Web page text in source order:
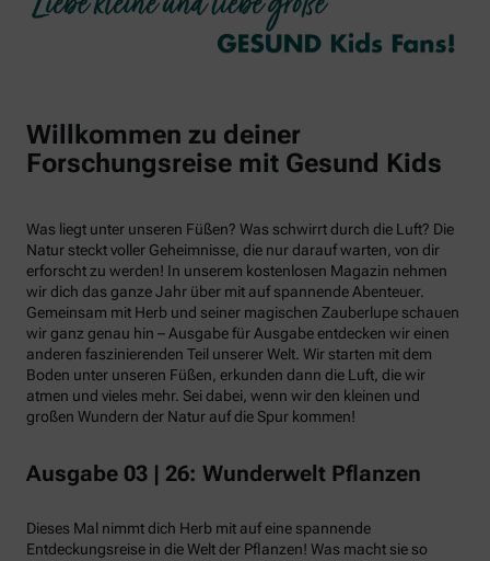
Willkommen zu deiner
Forschungsreise mit Gesund Kids
Was liegt unter unseren Füßen? Was schwirrt durch die Luft? Die
Natur steckt voller Geheimnisse, die nur darauf warten, von dir
erforscht zu werden! In unserem kostenlosen Magazin nehmen
wir dich das ganze Jahr über mit auf spannende Abenteuer.
Gemeinsam mit Herb und seiner magischen Zauberlupe schauen
wir ganz genau hin – Ausgabe für Ausgabe entdecken wir einen
anderen faszinierenden Teil unserer Welt. Wir starten mit dem
Boden unter unseren Füßen, erkunden dann die Luft, die wir
atmen und vieles mehr. Sei dabei, wenn wir den kleinen und
großen Wundern der Natur auf die Spur kommen!
Ausgabe 03 | 26: Wunderwelt Pflanzen
Dieses Mal nimmt dich Herb mit auf eine spannende
Entdeckungsreise in die Welt der Pflanzen! Was macht sie so